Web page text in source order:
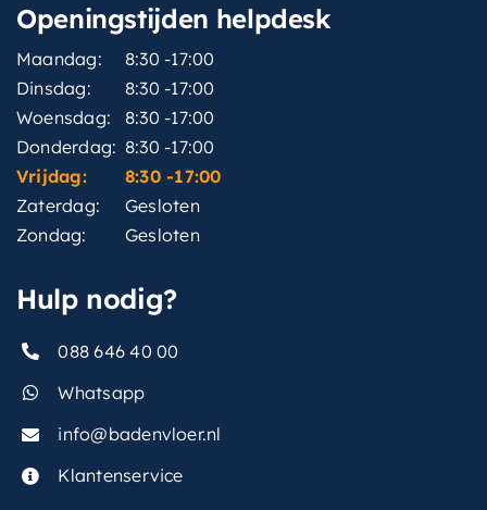
Openingstijden helpdesk
Maandag:
8:30 -17:00
Dinsdag:
8:30 -17:00
Woensdag:
8:30 -17:00
Donderdag: 8:30 -17:00
Vrijdag:
8:30 -17:00
Zaterdag:
Gesloten
Zondag:
Gesloten
Hulp nodig?
088 646 40 00
Whatsapp
info@badenvloer.nl
Klantenservice